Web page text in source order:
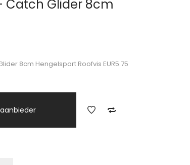
Catch Glider 8cm
8cm Hengelsport Roofvis EUR5.75